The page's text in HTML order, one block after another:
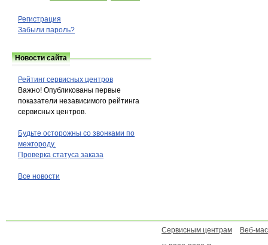
Регистрация
Забыли пароль?
Новости сайта
Рейтинг сервисных центров
Важно! Опубликованы первые
показатели независимого рейтинга
сервисных центров.
Будьте осторожны со звонками по
межгороду.
Проверка статуса заказа
Все новости
Сервисным центрам
Веб-